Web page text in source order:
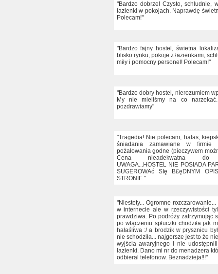
"Bardzo dobrze! Czysto, schludnie,
łazienki w pokojach. Naprawdę
Polecam!"
"Bardzo fajny hostel, świetna
blisko rynku, pokoje z łazienkami,
miły i pomocny personel! Polecam!"
"Bardzo dobry hostel, nierozumiem
My nie mieliśmy na co
pozdrawiamy"
"Tragedia! Nie polecam, hałas,
śniadania zamawiane w firmie
pożałowania godne (pieczywem
Cena nieadekwatna do
UWAGA...HOSTEL NIE POSIADA
SUGEROWAć SIę B£ęDNYM
STRONIE."
"Niestety... Ogromne rozczarowanie...
w internecie ale w rzeczywistości
prawdziwa. Po podróży zatrzymując
po włączeniu spłuczki chodziła jak
hałaśliwa :/ a brodzik w prysznicu
nie schodziła... najgorsze jest to że
wyjścia awaryjnego i nie
łazienki. Dano mi nr do menadzera
odbieral telefonow. Beznadzieja!!!"